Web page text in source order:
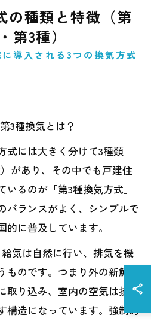
の種類と特徴（第
第3種）
導入される3つの換気方式
3種換気とは？
式には大きく分けて3種類
）があり、その中でも戸建住
るのが「第3種換気方式」
バランスがよく、シンプルで
に普及しています。
気は自然に行い、排気を機
のです。つまり外の新鮮な
取り込み、室内の空気は排気
構造になっています。強制的